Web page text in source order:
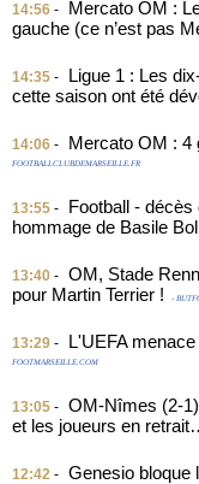
14:56 -
Mercato OM :
gauche (ce n’est pas
14:35 -
Ligue 1 : Les
cette saison ont été
14:06 - Mercato OM : 4
FOOTBALLCLUBDEMARSEILLE.FR
13:55 -
Football -
hommage de Basile
13:40 - OM, Stade
pour Martin Terrier !
-
13:29 - L'UEFA
FOOTMARSEILLE.COM
13:05 - OM-Nîmes (2-
et les joueurs en
12:42 - Genesio bloque